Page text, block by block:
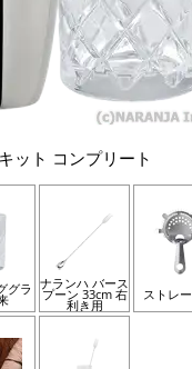
ット コンプリート
グラ ナランハ バース
プーン 33cm 右
利き用
ストレ